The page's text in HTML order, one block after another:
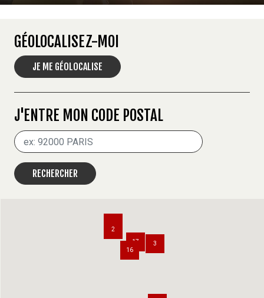
GÉOLOCALISEZ-MOI
JE ME GÉOLOCALISE
J'ENTRE MON CODE POSTAL
RECHERCHER
2
3
16
17